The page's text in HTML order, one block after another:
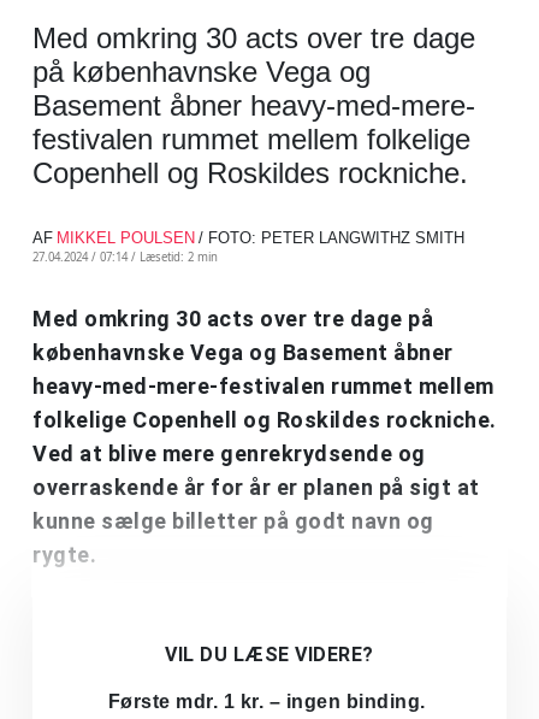
Med omkring 30 acts over tre dage
på københavnske Vega og
Basement åbner heavy-med-mere-
festivalen rummet mellem folkelige
Copenhell og Roskildes rockniche.
AF MIKKEL POULSEN / FOTO: PETER LANGWITHZ SMITH
27.04.2024 / 07:14 / Læsetid: 2 min
Med omkring 30 acts over tre dage på
københavnske Vega og Basement åbner
heavy-med-mere-festivalen rummet mellem
folkelige Copenhell og Roskildes rockniche.
Ved at blive mere genrekrydsende og
overraskende år for år er planen på sigt at
kunne sælge billetter på godt navn og
rygte.
VIL DU LÆSE VIDERE?
Første mdr. 1 kr. – ingen binding.